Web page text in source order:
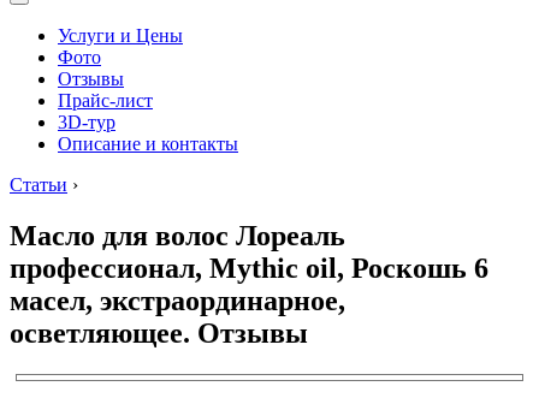
Услуги и Цены
Фото
Отзывы
Прайс-лист
3D-тур
Описание и контакты
Статьи ›
Масло для волос Лореаль
профессионал, Mythic oil, Роскошь 6
масел, экстраординарное,
осветляющее. Отзывы